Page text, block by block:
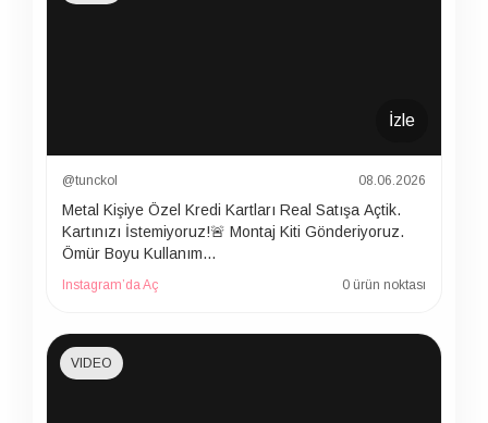
İzle
@tunckol 08.06.2026
Metal Kişiye Özel Kredi Kartları Real Satışa Açtik.
Kartınızı İstemiyoruz!🚨 Montaj Kiti Gönderiyoruz.
Ömür Boyu Kullanım…
Instagram’da Aç 0 ürün noktası
VIDEO